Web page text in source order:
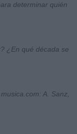
determinar quién
¿En qué década se
A. Sanz,